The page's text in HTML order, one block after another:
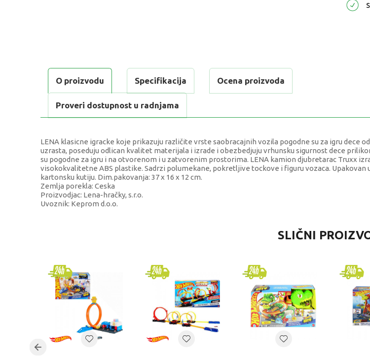
O proizvodu Specifikacija Ocena proizvoda
Proveri dostupnost u radnjama
LENA klasicne igracke koje prikazuju različite vrste saobracajnih vozila pogodne su za igru dece
uzrasta, poseduju odlican kvalitet materijala i izrade i obezbedjuju vrhunsku sigurnost dece
su pogodne za igru i na otvorenom i u zatvorenim prostorima. LENA kamion djubretarac Truxx
visokokvalitetne ABS plastike. Sadrzi polumekane, pokretljive tockove i figuru vozaca. Upakovan
kartonsku kutiju. Dim.pakovanja: 37 x 16 x 12 cm.
Zemlja porekla: Ceska
Proizvodjac: Lena-hračky, s.r.o.
Uvoznik: Keprom d.o.o.
Kamioni
Brend
Pol dečaci
1-3 godine
Kategorija
SLIČNI